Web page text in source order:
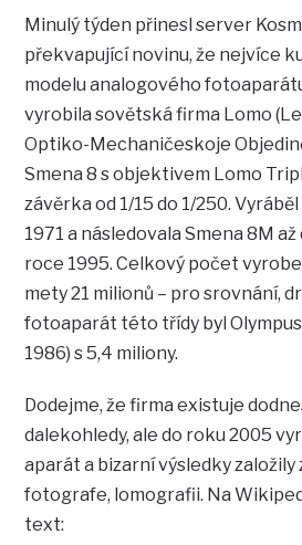
Minulý týden přinesl server
překvapující novinu, že nejvíce
modelu analogového
vyrobila sovětská firma Lomo
Optiko-Mechaničeskoje
Smena 8 s objektivem Lomo
závěrka od 1/15 do 1/250.
1971 a následovala Smena 8M až
roce 1995. Celkový počet
mety 21 milionů – pro srovnání,
fotoaparát této třídy byl Olympus
1986) s 5,4 miliony.
Dodejme, že firma existuje
dalekohledy, ale do roku 2005
aparát a bizarní výsledky
fotografe, lomografii. Na
text: